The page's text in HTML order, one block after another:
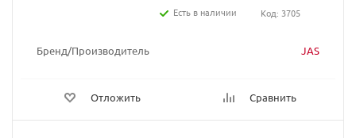
Бренд/Производитель JAS
Отложить Сравнить
Есть в наличии
Код: 3705